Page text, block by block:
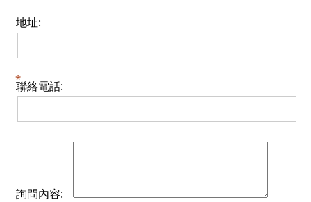
地址:
聯絡電話:
詢問內容: